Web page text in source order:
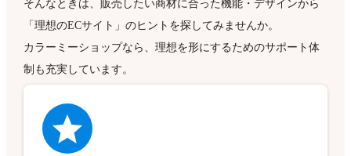
そんなときは、販売したい商材に合った機能・デザインから
「理想のECサイト」のヒントを探してみませんか。
カラーミーショップなら、理想を形にするためのサポート体
制も充実しています。